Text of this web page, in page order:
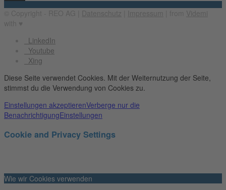
Datenschutz Impressum
Videmi
LinkedIn
Youtube
Xing
Diese Seite verwendet Cookies. Mit der Weiternutzung der Seite,
stimmst du die Verwendung von Cookies zu.
Einstellungen akzeptierenVerberge nur die
BenachrichtigungEinstellungen
Cookie and Privacy Settings
Wie wir Cookies verwenden